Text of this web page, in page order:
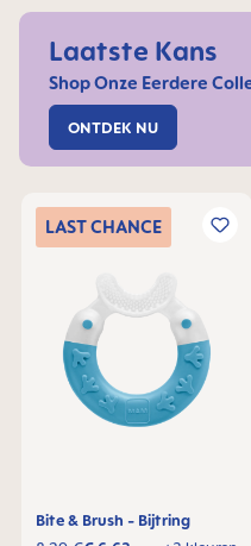
Laatste Kans
Shop Onze Eerdere
ONTDEK NU
LASTCHANCE
Bite & Brush - Bijtring